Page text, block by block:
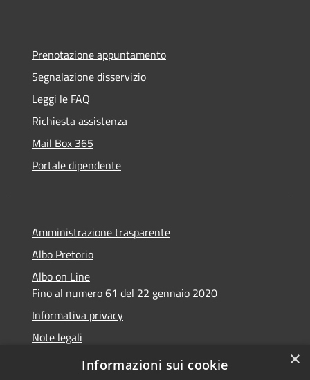
Prenotazione appuntamento
Segnalazione disservizio
Leggi le FAQ
Richiesta assistenza
Mail Box 365
Portale dipendente
Amministrazione trasparente
Albo Pretorio
Albo on Line
Fino al numero 61 del 22 gennaio 2020
Informativa privacy
Note legali
Dichiarazione di accessibilità
×
Informazioni sui cookie